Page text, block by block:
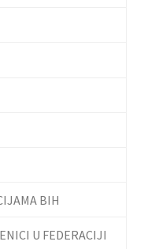
BIH
U FEDERACIJI